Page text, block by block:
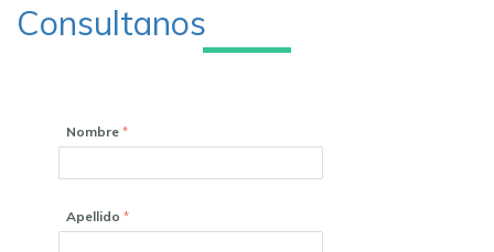
Consultanos
Nombre
Apellido